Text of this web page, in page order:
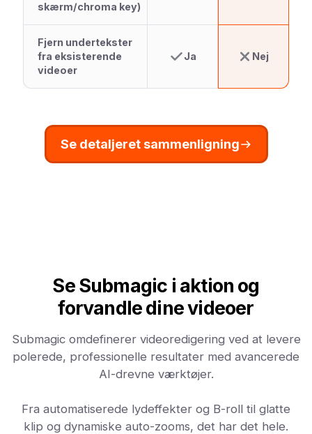
skærm/chroma key)
Fjern undertekster
fra eksisterende
videoer
Ja Nej
Se detaljeret sammenligning
Se Submagic i aktion og
forvandle dine videoer
Submagic omdefinerer videoredigering ved at levere
polerede, professionelle resultater med avancerede
AI-drevne værktøjer.
Fra automatiserede lydeffekter og B-roll til glatte
klip og dynamiske auto-zooms, det har det hele.